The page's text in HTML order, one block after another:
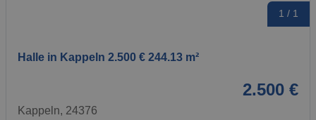
1 / 1
Halle in Kappeln 2.500 € 244.13 m²
2.500 €
Kappeln, 24376